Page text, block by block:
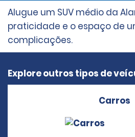
Alugue um SUV médio da
praticidade e o espaço de
complicações.
Explore outros tipos de
Carros